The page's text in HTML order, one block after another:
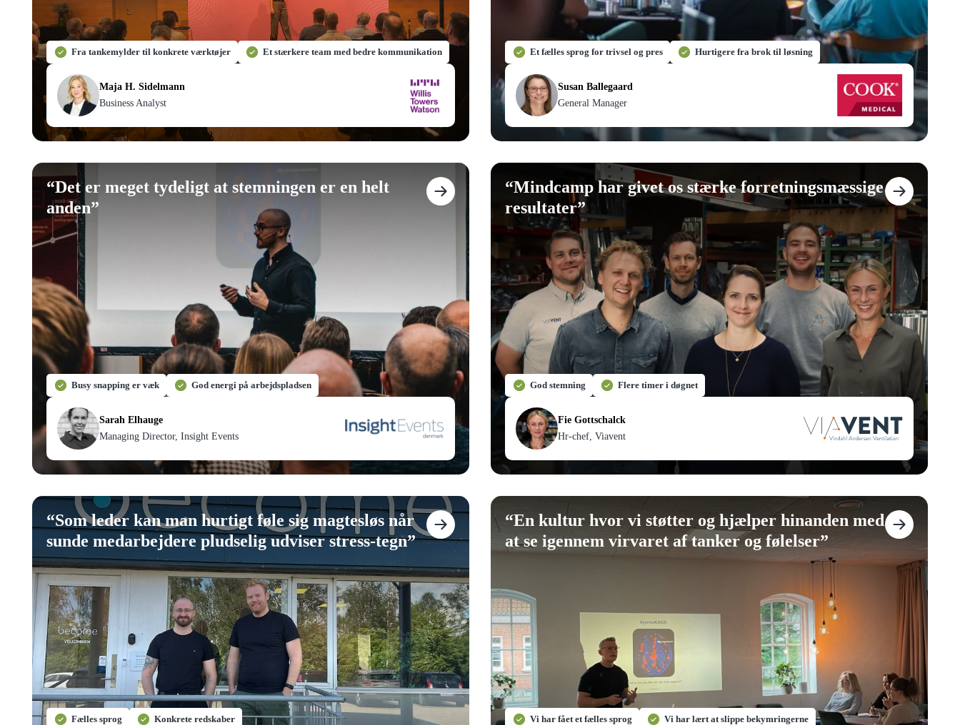
Fra tankemylder til konkrete værktøjer Et stærkere team med bedre kommunikation
Maja H. Sidelmann
Business Analyst
Et fælles sprog for trivsel og pres Hurtigere fra brok til løsning
Susan Ballegaard
General Manager
“Det er meget tydeligt at stemningen er en helt
anden”
Busy snapping er væk God energi på arbejdspladsen
Sarah Elhauge
Managing Director, Insight Events
“Mindcamp har givet os stærke forretningsmæssige
resultater”
God stemning Flere timer i døgnet
Fie Gottschalck
Hr-chef, Viavent
“Som leder kan man hurtigt føle sig magtesløs når
sunde medarbejdere pludselig udviser stress-tegn”
Fælles sprog Konkrete redskaber
“En kultur hvor vi støtter og hjælper hinanden med
at se igennem virvaret af tanker og følelser”
Vi har fået et fælles sprog Vi har lært at slippe bekymringerne